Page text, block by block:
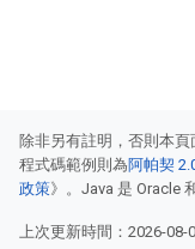
除非另有註明，否則本頁
程式碼範例則為阿帕契
政策》。Java 是 Oracle
上次更新時間：2026-08-